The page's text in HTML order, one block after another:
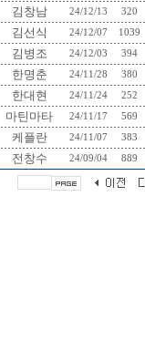
김창남 24/12/13 320
김선식 24/12/07 1039
김병조 24/12/03 394
한명춘 24/11/28 380
한대현 24/11/24 252
마틴마타 24/11/17 569
케플란 24/11/07 383
전창수 24/09/04 889